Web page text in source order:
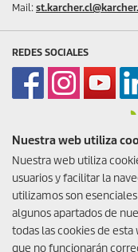
Nuestra web utiliza
Nuestra web utiliza
usuarios y facilitar la
utilizamos son
algunos apartados de
todas las cookies de
que no funcionarán
Mail:
REDES SOCIALES